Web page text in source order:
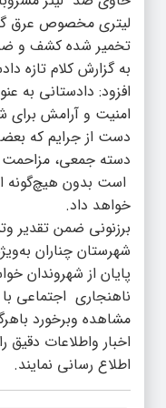
لیتری مخصوص عرق
تخمیر شده کشف و
به گزارش کلام تازه
افزود: دادستانی به
امنیت و آرامش برای
دست از جرایم که
دسته جمعی،
است بدون هیچ‌گونه
خواهد داد.
برزنونی ضمن تقدیر
پایان از شهروندان
ناهنجاری اجتماعی
مشاهده وبرخورد
اطلاع رسانی نمایند.